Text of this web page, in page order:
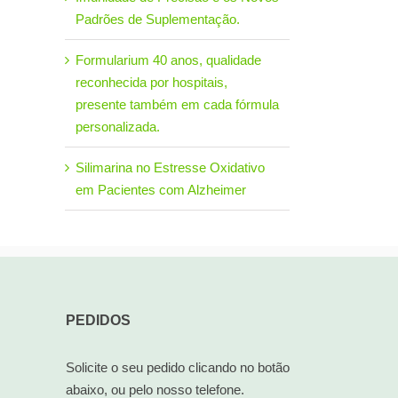
Padrões de Suplementação.
Formularium 40 anos, qualidade
reconhecida por hospitais,
presente também em cada fórmula
personalizada.
Silimarina no Estresse Oxidativo
em Pacientes com Alzheimer
PEDIDOS
Solicite o seu pedido clicando no botão
abaixo, ou pelo nosso telefone.